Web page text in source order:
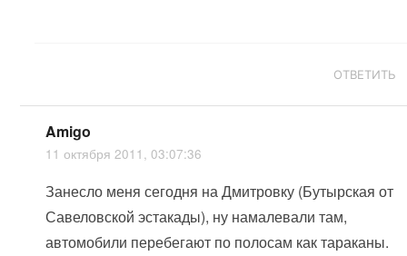
ОТВЕТИТЬ
Amigo
11 октября 2011, 03:07:36
Занесло меня сегодня на Дмитровку (Бутырская от
Савеловской эстакады), ну намалевали там,
автомобили перебегают по полосам как тараканы.